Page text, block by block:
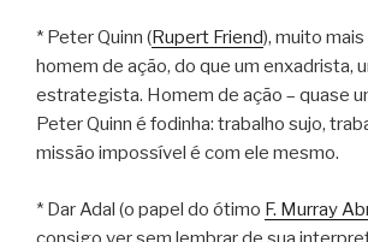
* Peter Quinn (Rupert Friend), muito
homem de ação, do que um enxadrista,
estrategista. Homem de ação – quase
Peter Quinn é fodinha: trabalho sujo,
missão impossível é com ele mesmo.
* Dar Adal (o papel do ótimo F. Murray